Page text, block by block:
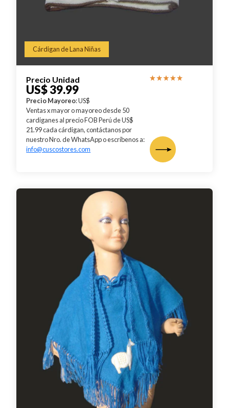
Cárdigan de Lana Niñas
Precio Unidad
US$ 39.99
Precio Mayoreo: US$
Ventas x mayor o mayoreo desde 50
cardiganes al precio FOB Perú de US$
21.99 cada cárdigan, contáctanos por
nuestro Nro. de WhatsApp o escríbenos a:
info@cuscostores.com